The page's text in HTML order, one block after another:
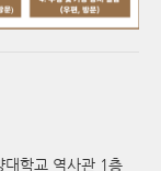
대학교 역사관 1층